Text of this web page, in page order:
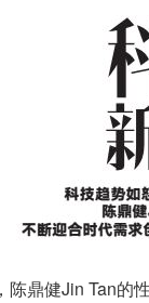
陈鼎健Jin Tan的